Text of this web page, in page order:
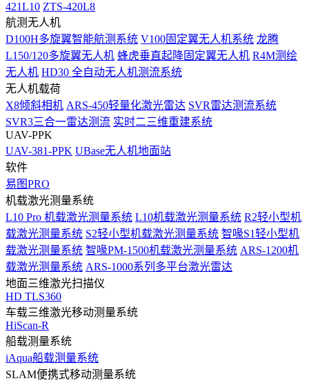
421L10 ZTS-420L8
航测无人机
D100H多旋翼智能航测系统 V100固定翼无人机系统 龙腾
L150/120多旋翼无人机 蜂虎垂直起降固定翼无人机 R4M测绘
无人机 HD30 全自动无人机测流系统
无人机载荷
X8倾斜相机 ARS-450轻量化激光雷达 SVR雷达测流系统
SVR3三合一雷达测流 实时二三维重建系统
UAV-PPK
UAV-381-PPK UBase无人机地面站
软件
易图PRO
机载激光测量系统
L10 Pro 机载激光测量系统 L10机载激光测量系统 R2轻小型机
载激光测量系统 S2轻小型机载激光测量系统 智喙S1轻小型机
载激光测量系统 智喙PM-1500机载激光测量系统 ARS-1200机
载激光测量系统 ARS-1000系列多平台激光雷达
地面三维激光扫描仪
HD TLS360
车载三维激光移动测量系统
HiScan-R
船载测量系统
iAqua船载测量系统
SLAM便携式移动测量系统